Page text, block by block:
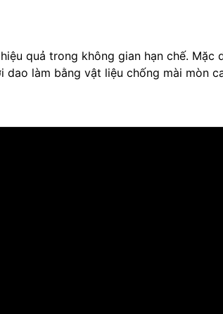
quả trong không gian hạn chế. Mặc
làm bằng vật liệu chống mài mòn